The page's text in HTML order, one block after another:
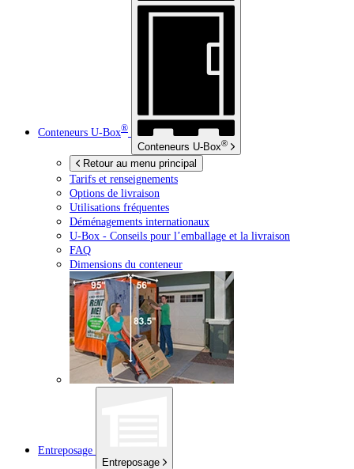
Conteneurs U-Box®
Conteneurs U-Box®
Retour au menu principal
Tarifs et renseignements
Options de livraison
Utilisations fréquentes
Déménagements internationaux
U-Box - Conseils pour l’emballage et la livraison
FAQ
Dimensions du conteneur
Entreposage
Entreposage